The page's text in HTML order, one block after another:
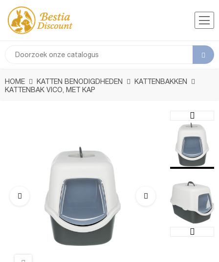
HOME KATTEN BENODIGDHEDEN
KATTENBAKKEN
KATTENBAK VICO, MET KAP